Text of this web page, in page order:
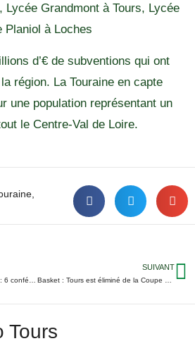
Lycée Grandmont à Tours, Lycée
Planiol à Loches
d’€ de subventions qui ont
région. La Touraine en capte
une population représentant un
le Centre-Val de Loire.
SUIVANT
Tours